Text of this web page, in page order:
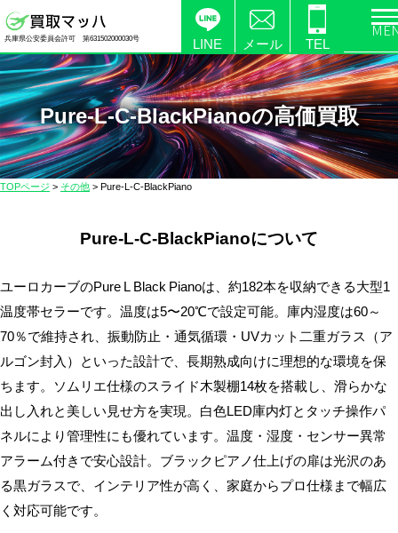
製
品
の
高
価
買
ら
取
マ
ッ
ハ】
料
無
料・
ス
ピ
兵庫県公安委員会許可 第631502000030号 LINE メール TEL
Pure-L-C-BlackPianoの高価買取
TOPページ > その他 > Pure-L-C-BlackPiano
Pure-L-C-BlackPianoについて
ユーロカーブのPure L Black Pianoは、約182本を収納できる大型1
温度帯セラーです。温度は5〜20℃で設定可能。庫内湿度は60～
70％で維持され、振動防止・通気循環・UVカット二重ガラス（ア
ルゴン封入）といった設計で、長期熟成向けに理想的な環境を保
ちます。ソムリエ仕様のスライド木製棚14枚を搭載し、滑らかな
出し入れと美しい見せ方を実現。白色LED庫内灯とタッチ操作パ
ネルにより管理性にも優れています。温度・湿度・センサー異常
アラーム付きで安心設計。ブラックピアノ仕上げの扉は光沢のあ
る黒ガラスで、インテリア性が高く、家庭からプロ仕様まで幅広
く対応可能です。